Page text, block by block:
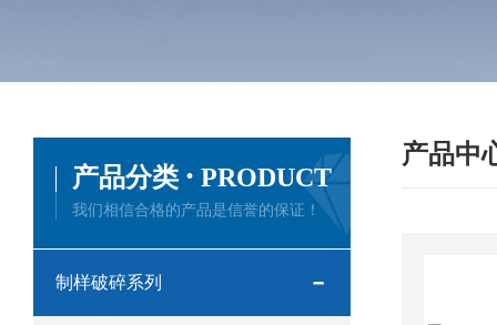
产品分类 · PRODUCT
我们相信合格的产品是信誉的保证！
制样破碎系列
产品中